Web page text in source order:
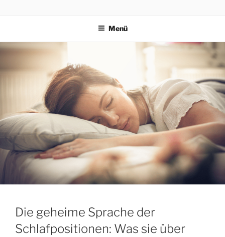
Menü
Die geheime Sprache der
Schlafpositionen: Was sie über